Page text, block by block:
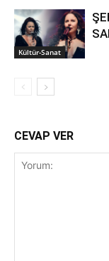
Kültür-Sanat
CEVAP VER